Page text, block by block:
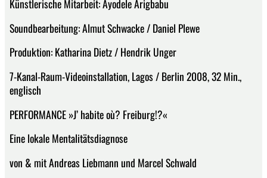
Künstlerische Mitarbeit: Ayodele Arigbabu
Soundbearbeitung: Almut Schwacke / Daniel Plewe
Produktion: Katharina Dietz / Hendrik Unger
7-Kanal-Raum-Videoinstallation, Lagos / Berlin 2008, 32 Min.,
englisch
PERFORMANCE »J’ habite où? Freiburg!?«
Eine lokale Mentalitätsdiagnose
von & mit Andreas Liebmann und Marcel Schwald